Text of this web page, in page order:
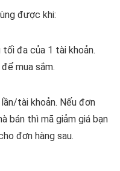
được khi:
đa của 1 tài khoản.
mua sắm.
tài khoản. Nếu đơn
bán thì mã giảm giá bạn
đơn hàng sau.